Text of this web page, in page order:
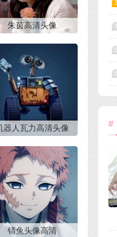
朱茵高清头像
器人瓦力高清头像
锖兔头像高清
4
5
6